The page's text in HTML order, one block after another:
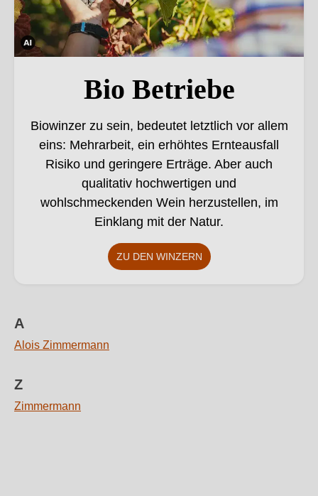
Bio Betriebe
Biowinzer zu sein, bedeutet letztlich vor allem
eins: Mehrarbeit, ein erhöhtes Ernteausfall
Risiko und geringere Erträge. Aber auch
qualitativ hochwertigen und
wohlschmeckenden Wein herzustellen, im
Einklang mit der Natur.
ZU DEN WINZERN
A
Alois Zimmermann
Z
Zimmermann